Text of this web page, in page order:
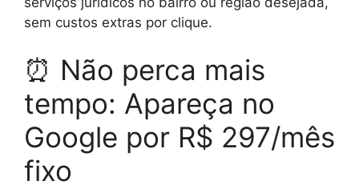
sem custos extras por clique.
⏰ Não perca mais
tempo: Apareça no
Google por R$ 297/mês
fixo